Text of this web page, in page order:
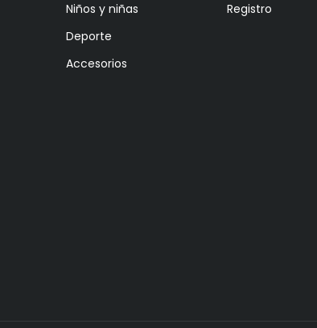
Niños y niñas
Deporte
Accesorios
Registro